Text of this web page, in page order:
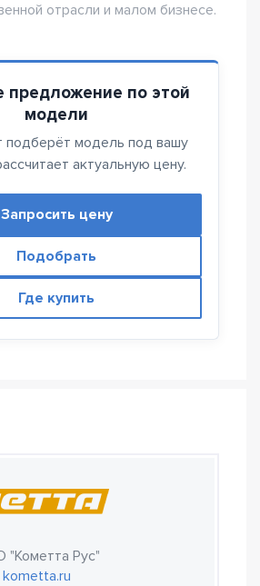
отрасли и малом бизнесе.
предложение по этой
модели
подберёт модель под вашу
актуальную цену.
Запросить цену
Подобрать
Где купить
Рус"
kometta.ru